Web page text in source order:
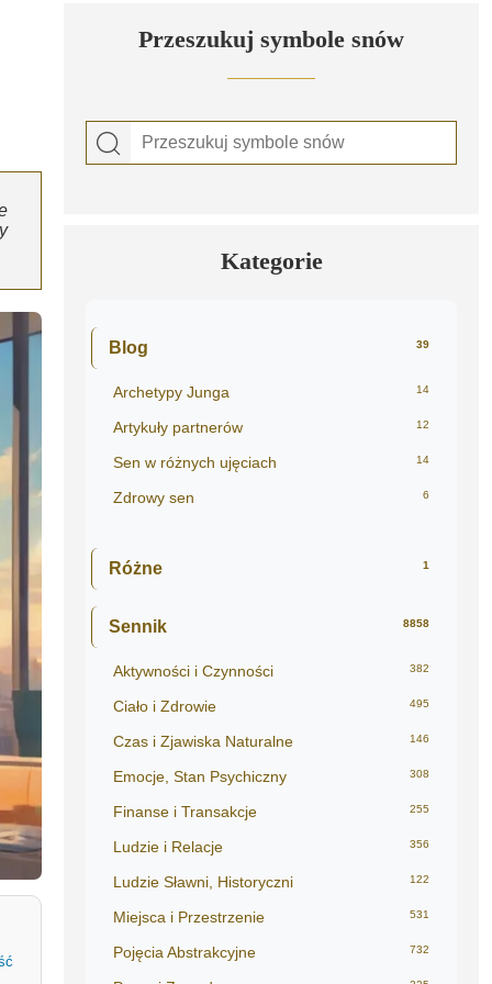
Przeszukuj symbole snów
Kategorie
Blog 39
Archetypy Junga 14
Artykuły partnerów 12
Sen w różnych ujęciach 14
Zdrowy sen 6
Różne 1
Sennik 8858
Aktywności i Czynności 382
Ciało i Zdrowie 495
Czas i Zjawiska Naturalne 146
Emocje, Stan Psychiczny 308
Finanse i Transakcje 255
Ludzie i Relacje 356
Ludzie Sławni, Historyczni 122
Miejsca i Przestrzenie 531
Pojęcia Abstrakcyjne 732